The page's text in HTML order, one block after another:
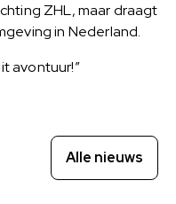
ZHL, maar draagt
in Nederland.
avontuur!”
Alle nieuws